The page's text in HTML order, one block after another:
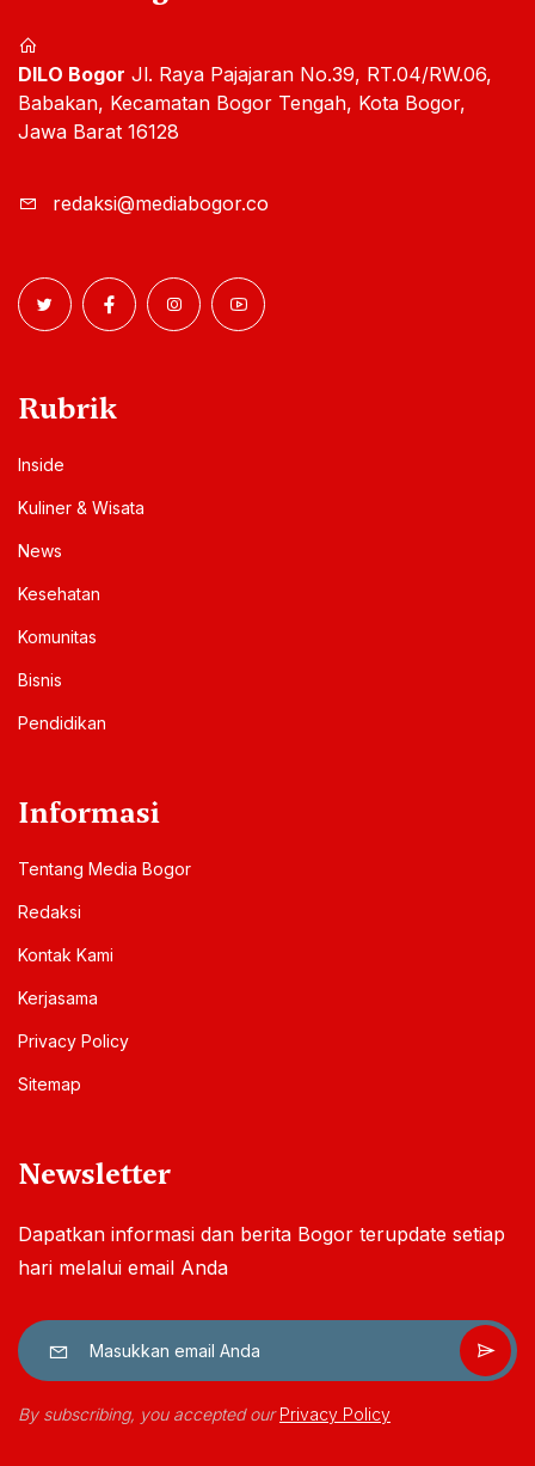
DILO Bogor Jl. Raya Pajajaran No.39, RT.04/RW.06,
Babakan, Kecamatan Bogor Tengah, Kota Bogor,
Jawa Barat 16128
redaksi@mediabogor.co
Rubrik
Inside
Kuliner & Wisata
News
Kesehatan
Komunitas
Bisnis
Pendidikan
Informasi
Tentang Media Bogor
Redaksi
Kontak Kami
Kerjasama
Privacy Policy
Sitemap
Newsletter
Dapatkan informasi dan berita Bogor terupdate setiap
hari melalui email Anda
By subscribing, you accepted ourPrivacy Policy